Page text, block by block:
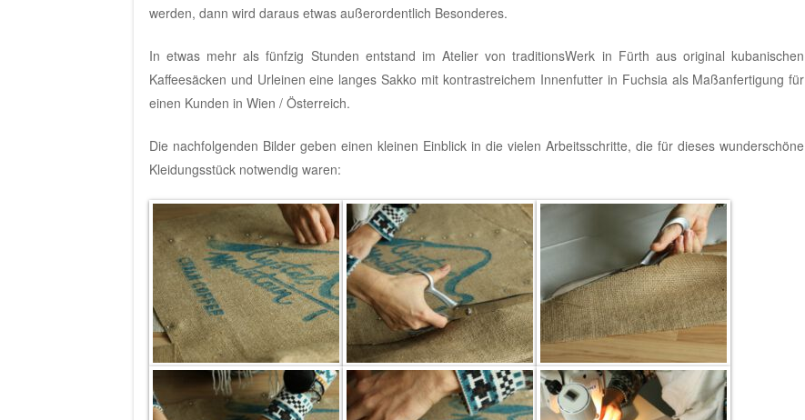
werden, dann wird daraus etwas außerordentlich Besonderes.
In etwas mehr als fünfzig Stunden entstand imAtelier von traditionsWerk in Fürth aus original kubanischen
Kaffeesäcken und Urleinen eine langes Sakko mit kontrastreichem Innenfutter in Fuchsia als Maßanfertigung für
einen Kunden in Wien / Österreich.
Die nachfolgenden Bilder geben einen kleinen Einblick in die vielen Arbeitsschritte, die für dieses wunderschöne
Kleidungsstück notwendig waren: